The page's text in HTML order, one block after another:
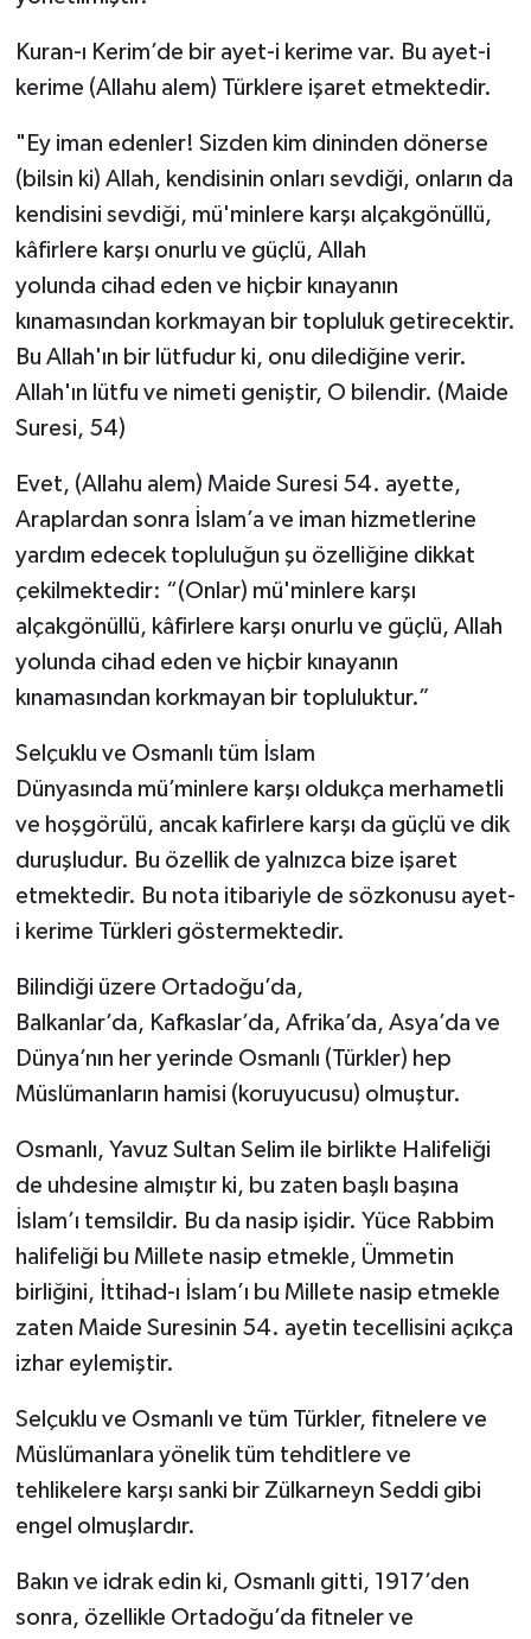
Kuran-ı Kerim’de bir ayet-i kerime var. Bu ayet-i
kerime (Allahu alem) Türklere işaret etmektedir.
"Ey iman edenler! Sizden kim dininden dönerse
(bilsin ki) Allah, kendisinin onları sevdiği, onların da
kendisini sevdiği, mü'minlere karşı alçakgönüllü,
kâfirlere karşı onurlu ve güçlü, Allah
yolunda cihad eden ve hiçbir kınayanın
kınamasından korkmayan bir topluluk getirecektir.
Bu Allah'ın bir lütfudur ki, onu dilediğine verir.
Allah'ın lütfu ve nimeti geniştir, O bilendir. (Maide
Suresi, 54)
Evet, (Allahu alem) Maide Suresi 54. ayette,
Araplardan sonra İslam’a ve iman hizmetlerine
yardım edecek topluluğun şu özelliğine dikkat
çekilmektedir: “(Onlar) mü'minlere karşı
alçakgönüllü, kâfirlere karşı onurlu ve güçlü, Allah
yolunda cihad eden ve hiçbir kınayanın
kınamasından korkmayan bir topluluktur.”
Selçuklu ve Osmanlı tüm İslam
Dünyasında mü’minlere karşı oldukça merhametli
ve hoşgörülü, ancak kafirlere karşı da güçlü ve dik
duruşludur. Bu özellik de yalnızca bize işaret
etmektedir. Bu nota itibariyle de sözkonusu ayet-
i kerime Türkleri göstermektedir.
Bilindiği üzere Ortadoğu’da,
Balkanlar’da, Kafkaslar’da, Afrika’da, Asya’da ve
Dünya’nın her yerinde Osmanlı (Türkler) hep
Müslümanların hamisi (koruyucusu) olmuştur.
Osmanlı, Yavuz Sultan Selim ile birlikte Halifeliği
de uhdesine almıştır ki, bu zaten başlı başına
İslam’ı temsildir. Bu da nasip işidir. Yüce Rabbim
halifeliği bu Millete nasip etmekle, Ümmetin
birliğini, İttihad-ı İslam’ı bu Millete nasip etmekle
zaten Maide Suresinin 54. ayetin tecellisini açıkça
izhar eylemiştir.
Selçuklu ve Osmanlı ve tüm Türkler, fitnelere ve
Müslümanlara yönelik tüm tehditlere ve
tehlikelere karşı sanki bir Zülkarneyn Seddi gibi
engel olmuşlardır.
Bakın ve idrak edin ki, Osmanlı gitti, 1917’den
sonra, özellikle Ortadoğu’da fitneler ve